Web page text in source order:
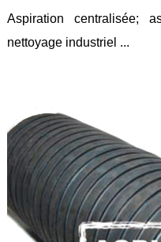
joint
Spirale
Services
Découpe
jet
d’eau
Soudure
alimentaire
Aspiration centralisée;
nettoyage industriel ...